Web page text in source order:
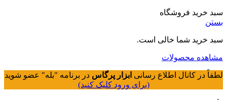
سبد خرید فروشگاه
بستن
سبد خرید شما خالی است.
مشاهده محصولات
لطفاً در کانال اطلاع رسانی ابزار پرگاس در برنامه "بله" عضو شوید
(برای ورود کلیک کنید)